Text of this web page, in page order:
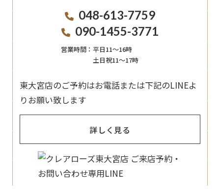
048-613-7759
090-1455-3771
営業時間： 平日11〜16時
土日祝11〜17時
東大宮店のご予約はお電話または下記のLINEよ
りお願い致します
詳しく見る